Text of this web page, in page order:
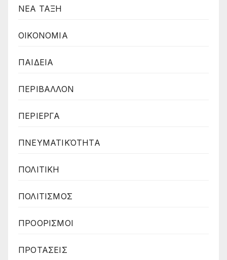
ΝΕΑ ΤΑΞΗ
ΟΙΚΟΝΟΜΙΑ
ΠΑΙΔΕΙΑ
ΠΕΡΙΒΑΛΛΟΝ
ΠΕΡΙΕΡΓΑ
ΠΝΕΥΜΑΤΙΚΌΤΗΤΑ
ΠΟΛΙΤΙΚΗ
ΠΟΛΙΤΙΣΜΟΣ
ΠΡΟΟΡΙΣΜΟΙ
ΠΡΟΤΑΣΕΙΣ